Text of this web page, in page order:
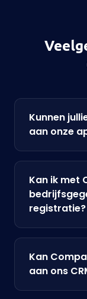
Kunnen
aan onze
Kan ik met
registratie?
Kan
aan ons